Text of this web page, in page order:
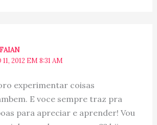
11, 2012 EM 8:31 AM
experimentar coisas
E voce sempre traz pra
para apreciar e aprender! Vou